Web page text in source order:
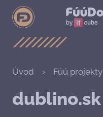
Úvod Fúú projekty
dublino.sk